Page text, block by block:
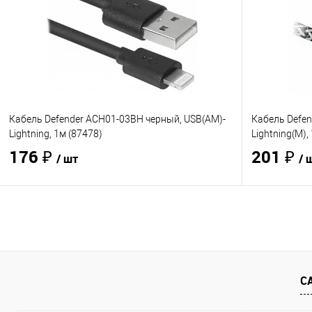
Сравнение
В избранное
В наличии- 114 шт.
Купить в
В
Кабель Defender ACH01-03BH черный, USB(AM)-
Lightning, 1м (87478)
176 ₽ / шт
Купить в 1 клик
Сравнение
Кабель
Lightning(M),
201 ₽ /
Купить в 1
В